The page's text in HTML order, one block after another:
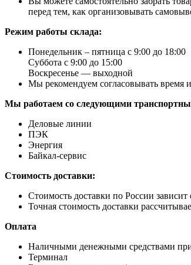
перед тем, как организовывать
Режим работы склада:
Понедельник – пятница с 9:00 до 18:00
Суббота с 9:00 до 15:00
Воскресенье — выходной
Мы рекомендуем согласовывать время
Мы работаем со следующими
Деловые линии
ПЭК
Энергия
Байкал-сервис
Стоимость доставки:
Стоимость доставки по России
Точная стоимость доставки
Оплата
Наличными денежными средствами
Терминал